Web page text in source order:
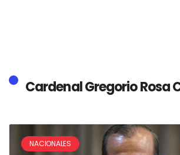
Cardenal Gregorio Rosa
NACIONALES